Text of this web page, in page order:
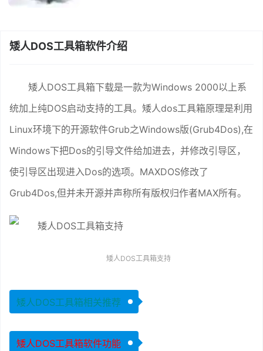
矮人DOS工具箱软件介绍
矮人DOS工具箱下载是一款为Windows 2000以上系
统加上纯DOS启动支持的工具。矮人dos工具箱原理是利用
Linux环境下的开源软件Grub之Windows版(Grub4Dos),在
Windows下把Dos的引导文件给加进去，并修改引导区，
使引导区出现进入Dos的选项。MAXDOS修改了
Grub4Dos,但并未开源并声称所有版权归作者MAX所有。
矮人DOS工具箱支持
矮人DOS工具箱相关推荐
矮人DOS工具箱软件功能